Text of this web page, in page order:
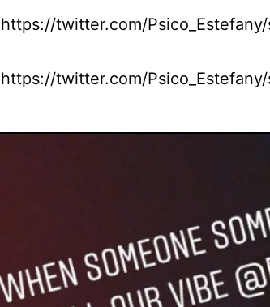
https://twitter.com/
https://twitter.com/